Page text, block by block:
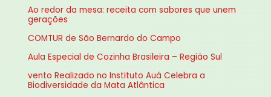
s
p
o
Ao redor da mesa: receita com sabores que unem
gerações
COMTUR de São Bernardo do Campo
Aula Especial de Cozinha Brasileira – Região Sul
vento Realizado no Instituto Auá Celebra a
Biodiversidade da Mata Atlântica